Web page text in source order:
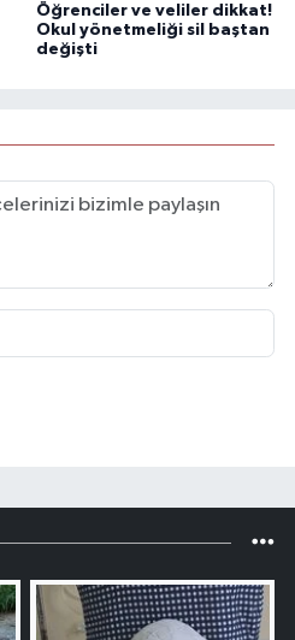
Öğrenciler ve veliler dikkat!
Okul yönetmeliği sil baştan
değişti